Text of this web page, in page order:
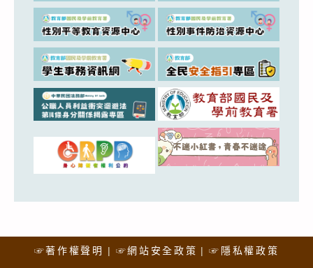
☞著作權聲明 ☞網站安全政策 ☞隱私權政策